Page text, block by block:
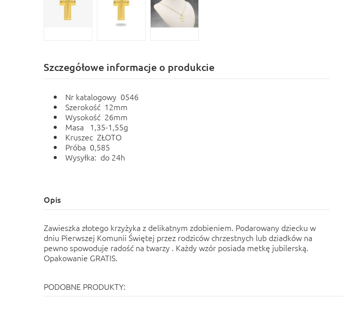
Szczegółowe informacje o produkcie
Nr katalogowy 0546
Szerokość 12mm
Wysokość 26mm
Masa 1,35-1,55g
Kruszec ZŁOTO
Próba 0,585
Wysyłka: do 24h
Opis
Zawieszka złotego krzyżyka z delikatnym zdobieniem. Podarowany dziecku w
dniu Pierwszej Komunii Świętej przez rodziców chrzestnych lub dziadków na
pewno spowoduje radość na twarzy . Każdy wzór posiada metkę jubilerską.
Opakowanie GRATIS.
PODOBNE PRODUKTY: